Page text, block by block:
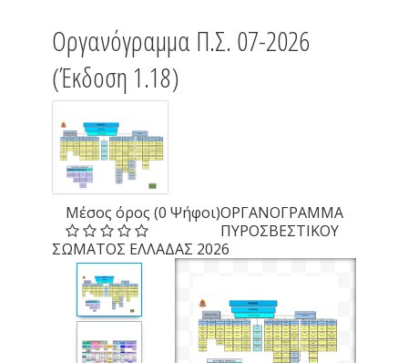
Οργανόγραμμα Π.Σ. 07-2026
(Έκδοση 1.18)
Μέσος όρος (0 Ψήφοι)ΟΡΓΑΝΟΓΡΑΜΜΑ
ΠΥΡΟΣΒΕΣΤΙΚΟΥ
ΣΩΜΑΤΟΣ ΕΛΛΑΔΑΣ 2026